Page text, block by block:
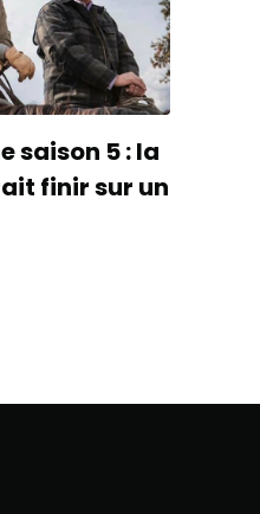
saison 5 : la
finir sur un